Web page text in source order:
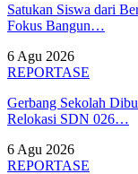
Satukan Siswa dari
Fokus Bangun…
6 Agu 2026
REPORTASE
Gerbang Sekolah
Relokasi SDN 026…
6 Agu 2026
REPORTASE